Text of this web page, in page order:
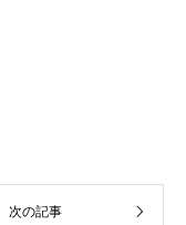
次の記事